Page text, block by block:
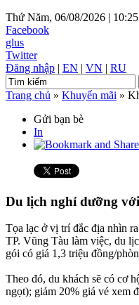
Thứ Năm, 06/08/2026 |
Facebook
glus
Twitter
Đăng nhập | EN | VN | RU
Trang chủ » Khuyến mãi »
Gửi bạn bè
In
Du lịch nghỉ dưỡng
Tọa lạc ở vị trí đắc địa nhìn
TP. Vũng Tàu làm việc, du
gói có giá 1,3 triệu đồng/
Theo đó, du khách sẽ có cơ
ngọt); giảm 20% giá vé xem